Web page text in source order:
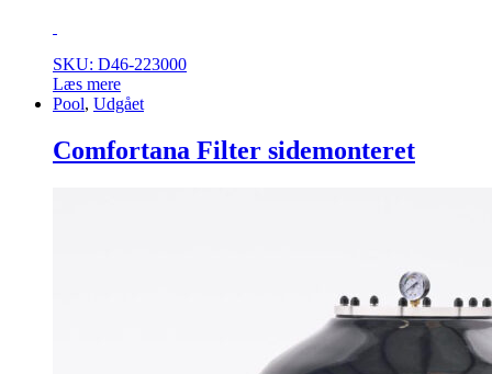
SKU: D46-223000
Læs mere
Pool, Udgået
Comfortana Filter sidemonteret